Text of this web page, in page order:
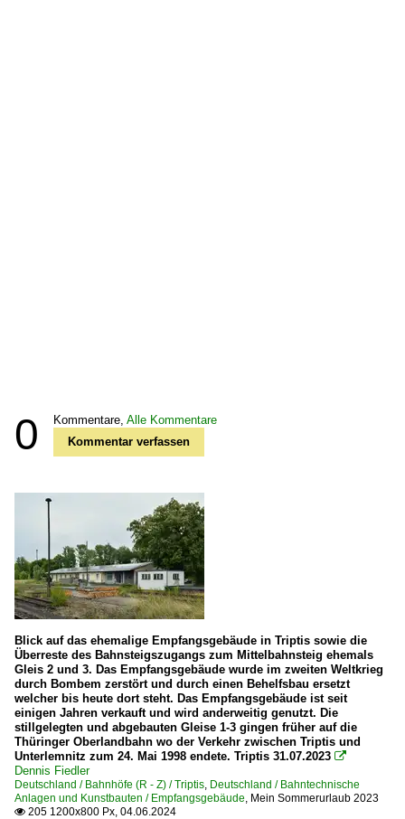
0 Kommentare, Alle Kommentare
Kommentar verfassen
Blick auf das ehemalige Empfangsgebäude in Triptis sowie die
Überreste des Bahnsteigszugangs zum Mittelbahnsteig ehemals
Gleis 2 und 3. Das Empfangsgebäude wurde im zweiten Weltkrieg
durch Bombem zerstört und durch einen Behelfsbau ersetzt
welcher bis heute dort steht. Das Empfangsgebäude ist seit
einigen Jahren verkauft und wird anderweitig genutzt. Die
stillgelegten und abgebauten Gleise 1-3 gingen früher auf die
Thüringer Oberlandbahn wo der Verkehr zwischen Triptis und
Unterlemnitz zum 24. Mai 1998 endete. Triptis 31.07.2023 
Dennis Fiedler
Deutschland / Bahnhöfe (R - Z) / Triptis Deutschland / Bahntechnische
Anlagen und Kunstbauten / Empfangsgebäude Mein Sommerurlaub 2023
 205 1200x800 Px, 04.06.2024